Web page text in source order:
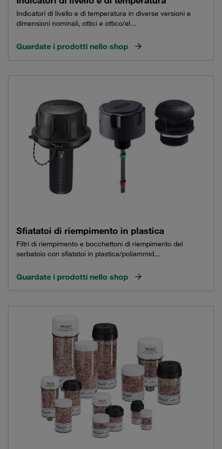
Indicatori di livello e di temperatura in diverse versioni e
dimensioni nominali, ottici e ottico/el...
Guardate i prodotti nello shop
Sfiatatoi di riempimento in plastica
Filtri di riempimento e bocchettoni di riempimento del
serbatoio con sfiatatoi in plastica/poliammid...
Guardate i prodotti nello shop